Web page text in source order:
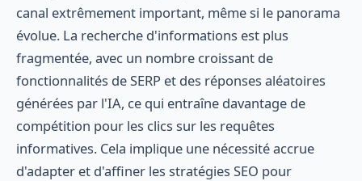
canal extrêmement important, même si le panorama
évolue. La recherche d'informations est plus
fragmentée, avec un nombre croissant de
fonctionnalités de SERP et des réponses aléatoires
générées par l'IA, ce qui entraîne davantage de
compétition pour les clics sur les requêtes
informatives. Cela implique une nécessité accrue
d'adapter et d'affiner les stratégies SEO pour